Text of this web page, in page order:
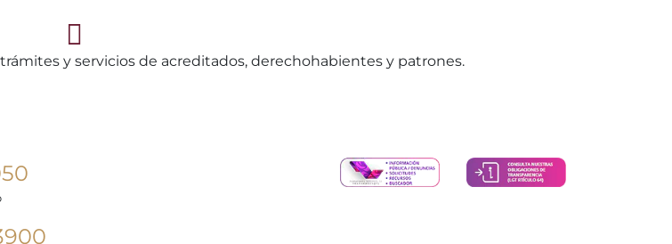
y servicios de acreditados, derechohabientes y patrones.